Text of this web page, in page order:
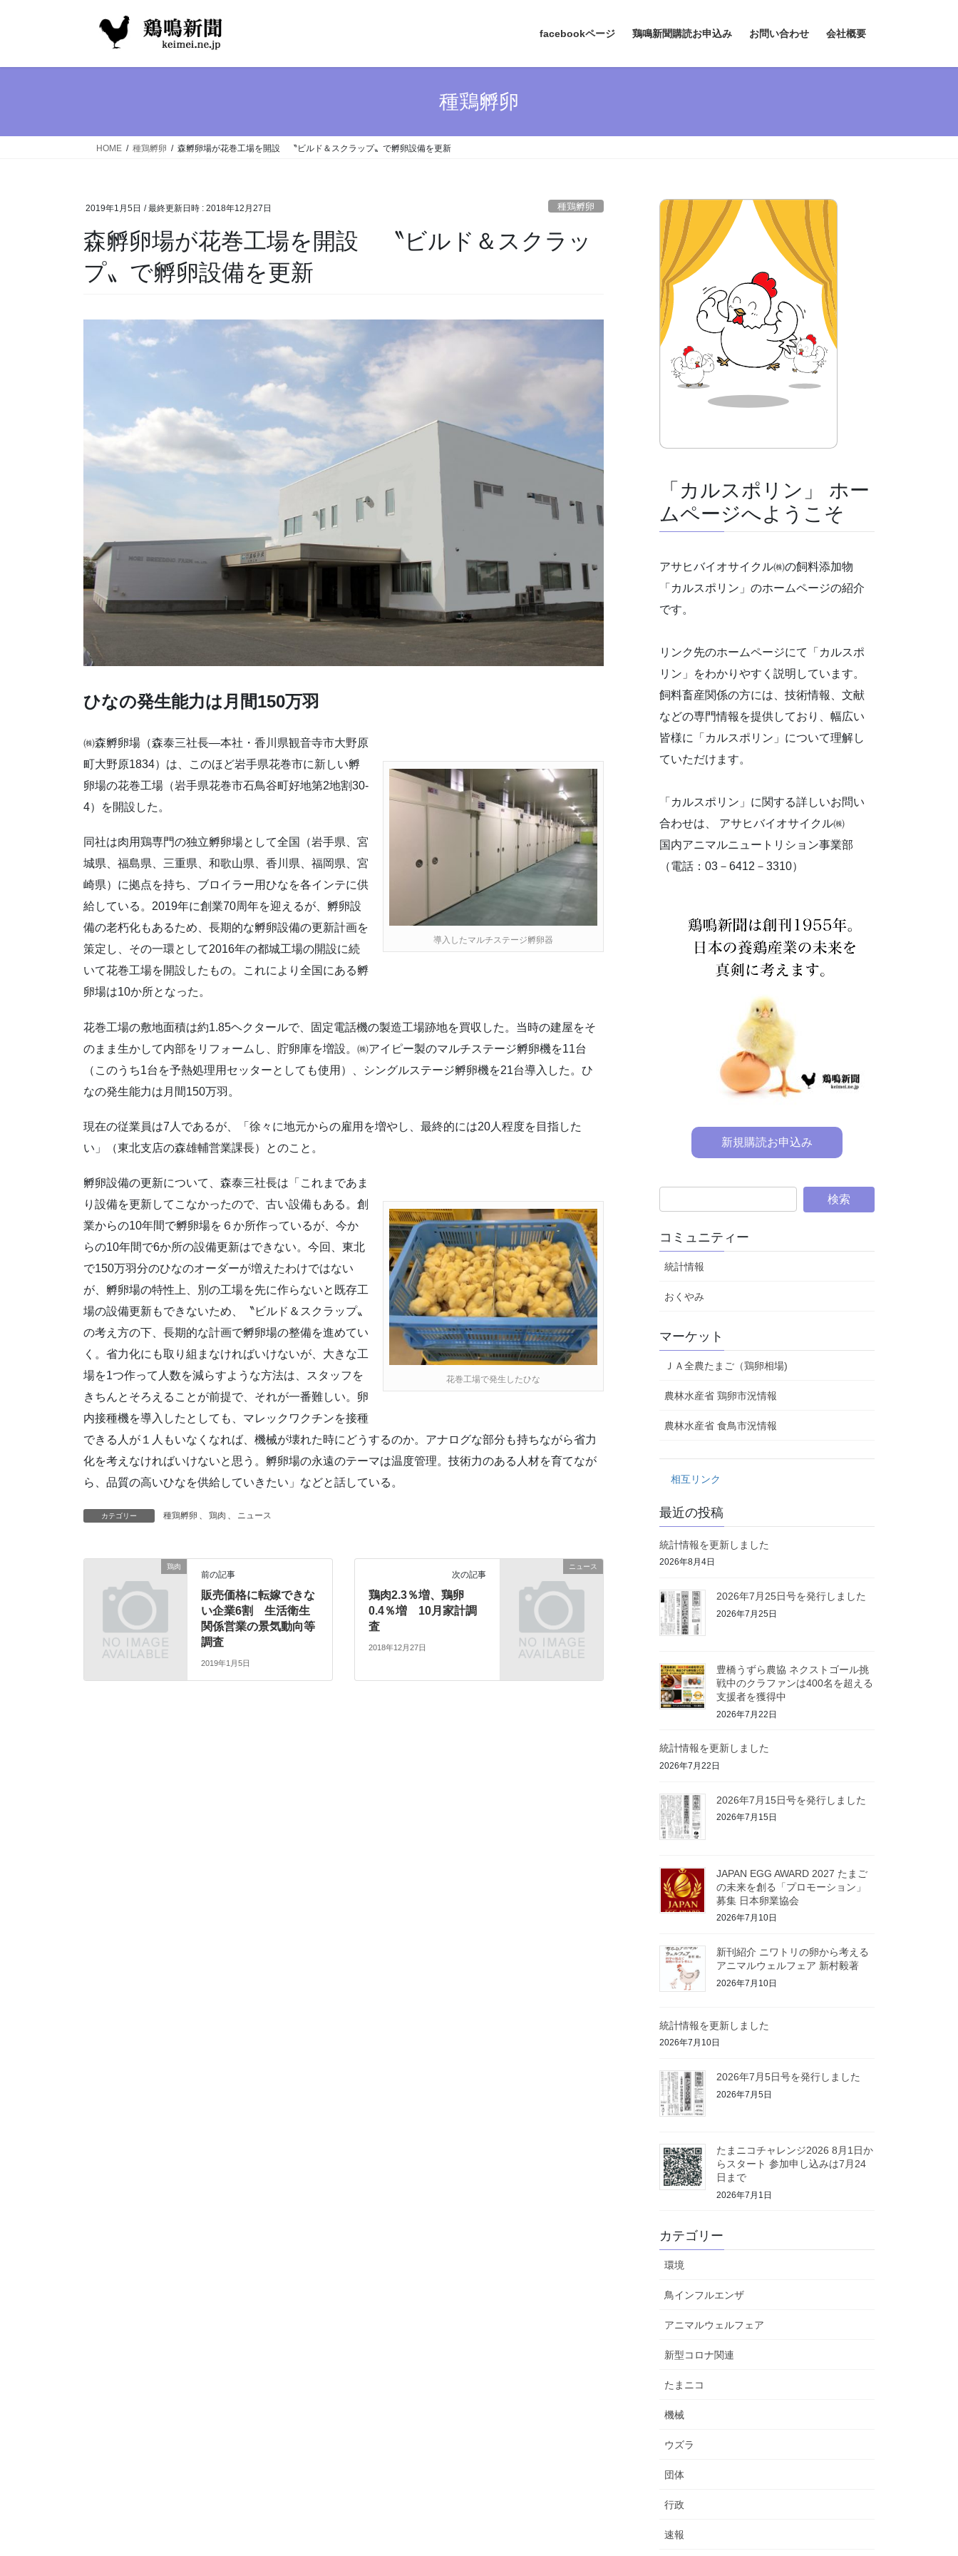
facebookページ 鶏鳴新聞購読お申込み お問い合わせ 会社概要
種鶏孵卵
HOME 種鶏孵卵 森孵卵場が花巻工場を開設 〝ビルド＆スクラップ〟で孵卵設備を更新
2019年1月5日 / 最終更新日時 : 2018年12月27日 種鶏孵卵
森孵卵場が花巻工場を開設 〝ビルド＆スクラッ
プ〟で孵卵設備を更新
ひなの発生能力は月間150万羽
導入したマルチステージ孵卵器
㈱森孵卵場（森泰三社長―本社・香川県観音寺市大野原
町大野原1834）は、このほど岩手県花巻市に新しい孵
卵場の花巻工場（岩手県花巻市石鳥谷町好地第2地割30-
4）を開設した。
同社は肉用鶏専門の独立孵卵場として全国（岩手県、宮
城県、福島県、三重県、和歌山県、香川県、福岡県、宮
崎県）に拠点を持ち、ブロイラー用ひなを各インテに供
給している。2019年に創業70周年を迎えるが、孵卵設
備の老朽化もあるため、長期的な孵卵設備の更新計画を
策定し、その一環として2016年の都城工場の開設に続
いて花巻工場を開設したもの。これにより全国にある孵
卵場は10か所となった。
花巻工場の敷地面積は約1.85ヘクタールで、固定電話機の製造工場跡地を買収した。当時の建屋をそ
のまま生かして内部をリフォームし、貯卵庫を増設。㈱アイピー製のマルチステージ孵卵機を11台
（このうち1台を予熱処理用セッターとしても使用）、シングルステージ孵卵機を21台導入した。ひ
なの発生能力は月間150万羽。
現在の従業員は7人であるが、「徐々に地元からの雇用を増やし、最終的には20人程度を目指した
い」（東北支店の森雄輔営業課長）とのこと。
花巻工場で発生したひな
孵卵設備の更新について、森泰三社長は「これまであま
り設備を更新してこなかったので、古い設備もある。創
業からの10年間で孵卵場を６か所作っているが、今か
らの10年間で6か所の設備更新はできない。今回、東北
で150万羽分のひなのオーダーが増えたわけではない
が、孵卵場の特性上、別の工場を先に作らないと既存工
場の設備更新もできないため、〝ビルド＆スクラップ〟
の考え方の下、長期的な計画で孵卵場の整備を進めてい
く。省力化にも取り組まなければいけないが、大きな工
場を1つ作って人数を減らすような方法は、スタッフを
きちんとそろえることが前提で、それが一番難しい。卵
内接種機を導入したとしても、マレックワクチンを接種
できる人が１人もいなくなれば、機械が壊れた時にどうするのか。アナログな部分も持ちながら省力
化を考えなければいけないと思う。孵卵場の永遠のテーマは温度管理。技術力のある人材を育てなが
ら、品質の高いひなを供給していきたい」などと話している。
カテゴリー 種鶏孵卵 、 鶏肉 、 ニュース
鶏肉
前の記事
販売価格に転嫁できな
い企業6割 生活衛生
関係営業の景気動向等
調査
2019年1月5日
ニュース
次の記事
鶏肉2.3％増、鶏卵
0.4％増 10月家計調
査
2018年12月27日
「カルスポリン」 ホー
ムページへようこそ
アサヒバイオサイクル㈱の飼料添加物
「カルスポリン」のホームページの紹介
です。
リンク先のホームページにて「カルスポ
リン」をわかりやすく説明しています。
飼料畜産関係の方には、技術情報、文献
などの専門情報を提供しており、幅広い
皆様に「カルスポリン」について理解し
ていただけます。
「カルスポリン」に関する詳しいお問い
合わせは、 アサヒバイオサイクル㈱
国内アニマルニュートリション事業部
（電話：03－6412－3310）
新規購読お申込み
コミュニティー
統計情報
おくやみ
マーケット
ＪＡ全農たまご（鶏卵相場)
農林水産省 鶏卵市況情報
農林水産省 食鳥市況情報
相互リンク
最近の投稿
統計情報を更新しました
2026年8月4日
2026年7月25日号を発行しました
2026年7月25日
豊橋うずら農協 ネクストゴール挑
戦中のクラファンは400名を超える
支援者を獲得中
2026年7月22日
統計情報を更新しました
2026年7月22日
2026年7月15日号を発行しました
2026年7月15日
JAPAN EGG AWARD 2027 たまご
の未来を創る「プロモーション」
募集 日本卵業協会
2026年7月10日
新刊紹介 ニワトリの卵から考える
アニマルウェルフェア 新村毅著
2026年7月10日
統計情報を更新しました
2026年7月10日
2026年7月5日号を発行しました
2026年7月5日
たまニコチャレンジ2026 8月1日か
らスタート 参加申し込みは7月24
日まで
2026年7月1日
カテゴリー
環境
鳥インフルエンザ
アニマルウェルフェア
新型コロナ関連
たまニコ
機械
ウズラ
団体
行政
速報